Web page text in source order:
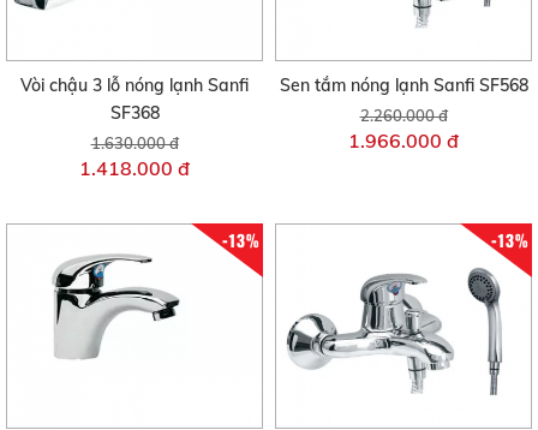
Vòi chậu 3 lỗ nóng lạnh Sanfi
SF368
1.630.000 đ
1.418.000 đ
Sen tắm nóng lạnh Sanfi SF568
2.260.000 đ
1.966.000 đ
-13% -13%